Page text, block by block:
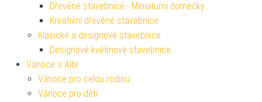
Dřevěné stavebnice - Miniaturní domečky
Kreativní dřevěné stavebnice
Klasické a designové stavebnice
Designové květinové stavebnice
Vánoce s Albi
Vánoce pro celou rodinu
Vánoce pro děti